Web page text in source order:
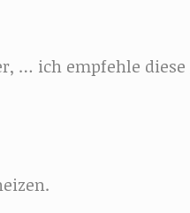
… ich empfehle diese